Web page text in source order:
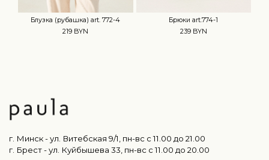
Блузка (рубашка) art. 772-4
219 BYN
Брюки art.774-1
239 BYN
г. Минск - ул. Витебская 9/1, пн-вс с 11.00 до 21.00
г. Брест - ул. Куйбышева 33, пн-вс c 11.00 до 20.00